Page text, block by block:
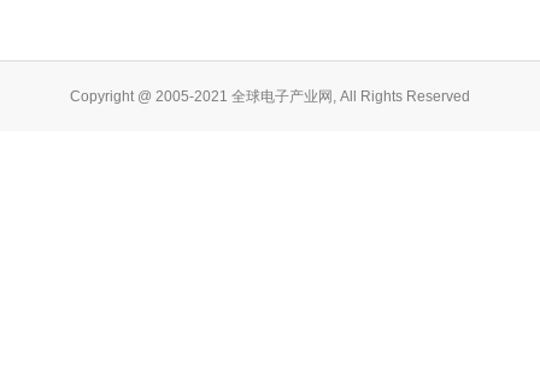
Copyright @ 2005-2021 全球电子产业网, All Rights Reserved